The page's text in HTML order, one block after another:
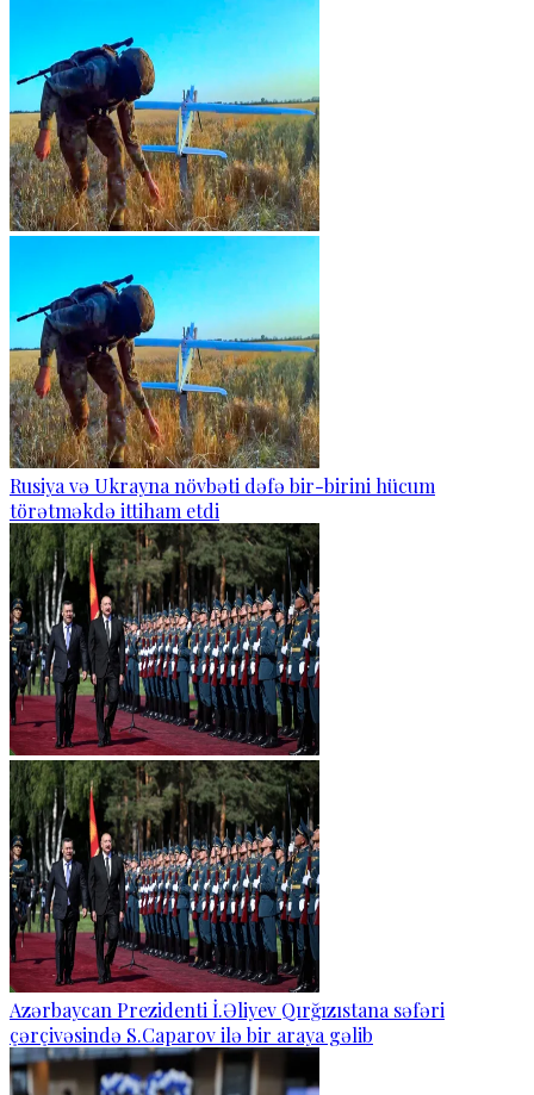
Rusiya və Ukrayna növbəti dəfə bir-birini hücum
törətməkdə ittiham etdi
Azərbaycan Prezidenti İ.Əliyev Qırğızıstana səfəri
çərçivəsində S.Caparov ilə bir araya gəlib